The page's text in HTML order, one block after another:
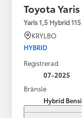
Toyota Yaris
Yaris 1,5 Hybrid
KRYLBO
HYBRID
Registrerad
07-2025
Bränsle
Hybrid